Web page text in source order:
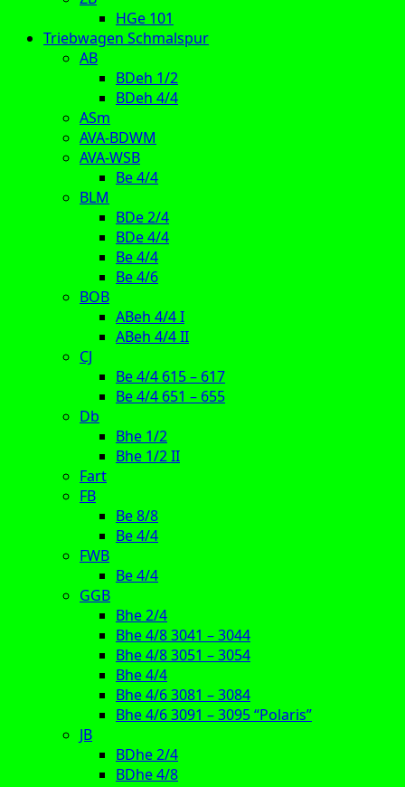
HGe 101
Triebwagen Schmalspur
AB
BDeh 1/2
BDeh 4/4
ASm
AVA-BDWM
AVA-WSB
Be 4/4
BLM
BDe 2/4
BDe 4/4
Be 4/4
Be 4/6
BOB
ABeh 4/4 I
ABeh 4/4 II
CJ
Be 4/4 615 – 617
Be 4/4 651 – 655
Db
Bhe 1/2
Bhe 1/2 II
Fart
FB
Be 8/8
Be 4/4
FWB
Be 4/4
GGB
Bhe 2/4
Bhe 4/8 3041 – 3044
Bhe 4/8 3051 – 3054
Bhe 4/4
Bhe 4/6 3081 – 3084
Bhe 4/6 3091 – 3095 “Polaris”
JB
BDhe 2/4
BDhe 4/8